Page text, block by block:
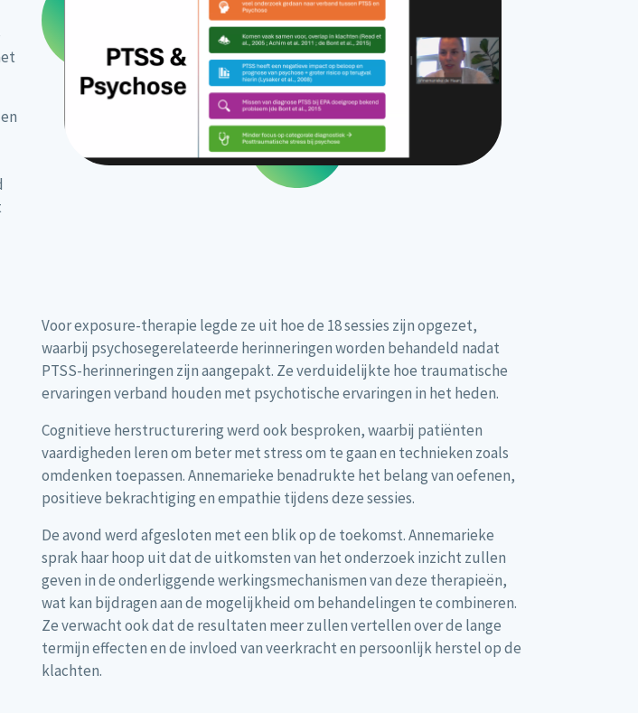
Voor exposure-therapie legde ze uit hoe de 18 sessies zijn opgezet,
waarbij psychosegerelateerde herinneringen worden behandeld nadat
PTSS-herinneringen zijn aangepakt. Ze verduidelijkte hoe traumatische
ervaringen verband houden met psychotische ervaringen in het heden.
Cognitieve herstructurering werd ook besproken, waarbij patiënten
vaardigheden leren om beter met stress om te gaan en technieken zoals
omdenken toepassen. Annemarieke benadrukte het belang van oefenen,
positieve bekrachtiging en empathie tijdens deze sessies.
De avond werd afgesloten met een blik op de toekomst. Annemarieke
sprak haar hoop uit dat de uitkomsten van het onderzoek inzicht zullen
geven in de onderliggende werkingsmechanismen van deze therapieën,
wat kan bijdragen aan de mogelijkheid om behandelingen te combineren.
Ze verwacht ook dat de resultaten meer zullen vertellen over de lange
termijn effecten en de invloed van veerkracht en persoonlijk herstel op de
klachten.